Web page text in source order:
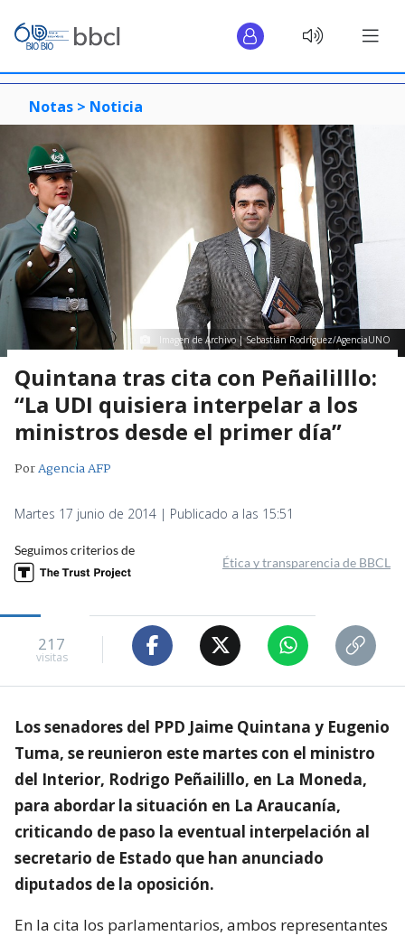
Notas > Noticia
Imagen de Archivo | Sebastián Rodríguez/AgenciaUNO
Quintana tras cita con Peñaililllo:
“La UDI quisiera interpelar a los
ministros desde el primer día”
PorAgencia AFP
Martes 17 junio de 2014 | Publicado a las 15:51
Seguimos criterios de
Ética y transparencia de BBCL
217
visitas
Los senadores del PPD Jaime Quintana y Eugenio
Tuma, se reunieron este martes con el ministro
del Interior, Rodrigo Peñailillo, en La Moneda,
para abordar la situación en La Araucanía,
criticando de paso la eventual interpelación al
secretario de Estado que han anunciado
diputados de la oposición.
En la cita los parlamentarios, ambos representantes